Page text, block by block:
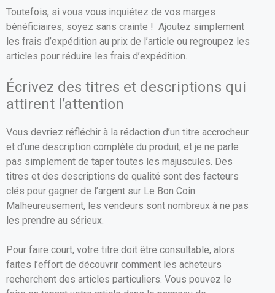
Toutefois, si vous vous inquiétez de vos marges
bénéficiaires, soyez sans crainte ! Ajoutez simplement
les frais d’expédition au prix de l’article ou regroupez les
articles pour réduire les frais d’expédition.
Écrivez des titres et descriptions qui
attirent l’attention
Vous devriez réfléchir à la rédaction d’un titre accrocheur
et d’une description complète du produit, et je ne parle
pas simplement de taper toutes les majuscules. Des
titres et des descriptions de qualité sont des facteurs
clés pour gagner de l’argent sur Le Bon Coin.
Malheureusement, les vendeurs sont nombreux à ne pas
les prendre au sérieux.
Pour faire court, votre titre doit être consultable, alors
faites l’effort de découvrir comment les acheteurs
recherchent des articles particuliers. Vous pouvez le